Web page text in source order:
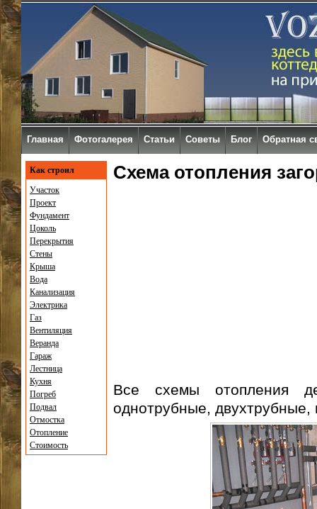
Схема отопления
Все схемы отопления
однотрубные, двухтрубные,
Как строил
Участок
Проект
Фундамент
Цоколь
Перекрытия
Стены
Крыша
Вода
Канализация
Электрика
Газ
Вентиляция
Веранда
Гараж
Лестница
Кухня
Погреб
Подвал
Отмостка
Отопление
Стоимость
Главная Фотогалерея Статьи Советы Блог Обратная